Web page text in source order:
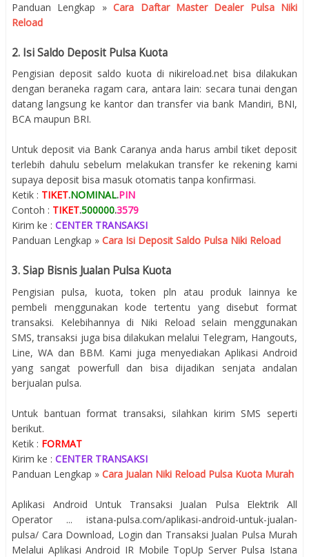
Panduan Lengkap »Cara Daftar Master Dealer Pulsa Niki
Reload
2. Isi Saldo Deposit Pulsa Kuota
Pengisian deposit saldo kuota di nikireload.net bisa dilakukan
dengan beraneka ragam cara, antara lain: secara tunai dengan
datang langsung ke kantor dan transfer via bank Mandiri, BNI,
BCA maupun BRI.
Untuk deposit via Bank Caranya anda harus ambil tiket deposit
terlebih dahulu sebelum melakukan transfer ke rekening kami
supaya deposit bisa masuk otomatis tanpa konfirmasi.
Ketik : TIKET.NOMINAL.PIN
Contoh : TIKET.500000.3579
Kirim ke : CENTER TRANSAKSI
Panduan Lengkap » Cara Isi Deposit Saldo Pulsa Niki Reload
3. Siap Bisnis Jualan Pulsa Kuota
Pengisian pulsa, kuota, token pln atau produk lainnya ke
pembeli menggunakan kode tertentu yang disebut format
transaksi. Kelebihannya di Niki Reload selain menggunakan
SMS, transaksi juga bisa dilakukan melalui Telegram, Hangouts,
Line, WA dan BBM. Kami juga menyediakan Aplikasi Android
yang sangat powerfull dan bisa dijadikan senjata andalan
berjualan pulsa.
Untuk bantuan format transaksi, silahkan kirim SMS seperti
berikut.
Ketik : FORMAT
Kirim ke : CENTER TRANSAKSI
Panduan Lengkap » Cara Jualan Niki Reload Pulsa Kuota Murah
Aplikasi Android Untuk Transaksi Jualan Pulsa Elektrik All
Operator ... istana-pulsa.com/aplikasi-android-untuk-jualan-
pulsa/ Cara Download, Login dan Transaksi Jualan Pulsa Murah
Melalui Aplikasi Android IR Mobile TopUp Server Pulsa Istana